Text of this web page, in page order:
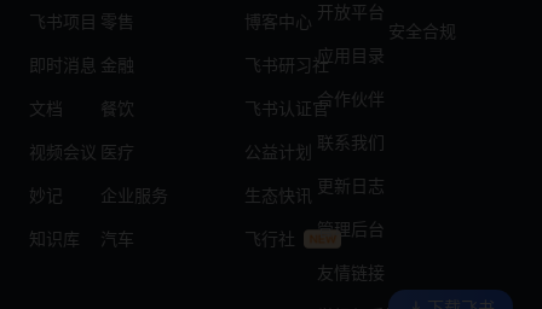
飞书项目
即时消息
文档
视频会议
妙记
知识库
零售
金融
餐饮
医疗
企业服务
汽车
博客中心
飞书研习社
飞书认证官
公益计划
生态快讯
飞行社
开放平台
应用目录
合作伙伴
联系我们
更新日志
管理后台
友情链接
安全合规